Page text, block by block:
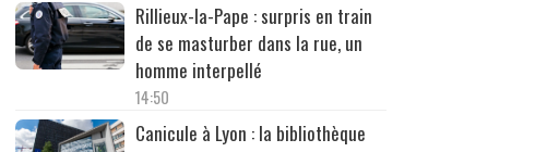
Rillieux-la-Pape : surpris en train
de se masturber dans la rue, un
homme interpellé
14:50
Canicule à Lyon : la bibliothèque